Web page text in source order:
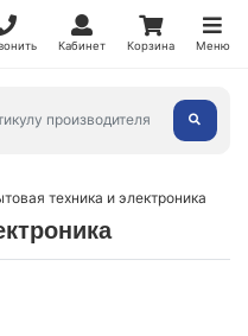
Кабинет Корзина Меню
техника и электроника